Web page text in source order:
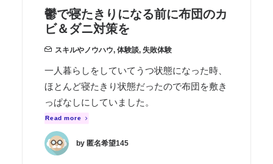
鬱で寝たきりになる前に布団のカ
ビ＆ダニ対策を
スキルやノウハウ, 体験談, 失敗体験
一人暮らしをしていてうつ状態になった時、
ほとんど寝たきり状態だったので布団を敷き
っぱなしにしていました。
Read more
by 匿名希望145